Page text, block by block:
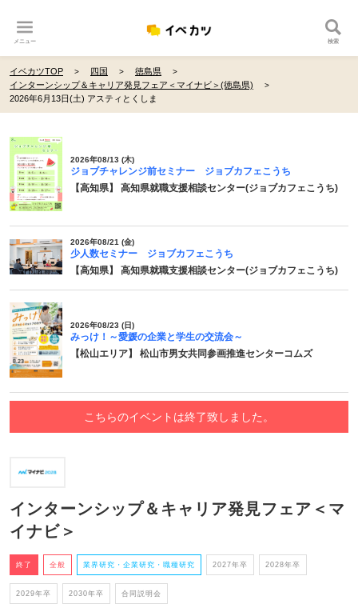
メニュー 検索
イベカツTOP 四国
徳島県
インターンシップ＆キャリア発見フェア＜マイナビ＞(徳島県)
2026年6月13日(土) アスティとくしま
2026年08/13 (木)
ジョブチャレンジ前セミナー ジョブカフェこうち
【高知県】 高知県就職支援相談センター(ジョブカフェこうち)
2026年08/21 (金)
少人数セミナー ジョブカフェこうち
【高知県】 高知県就職支援相談センター(ジョブカフェこうち)
2026年08/23 (日)
みっけ！～愛媛の企業と学生の交流会～
【松山エリア】 松山市男女共同参画推進センターコムズ
こちらのイベントは終了致しました。
インターンシップ＆キャリア発見フェア＜マ
イナビ＞
終了 全般 業界研究・企業研究・職種研究 2027年卒 2028年卒
2029年卒 2030年卒 合同説明会